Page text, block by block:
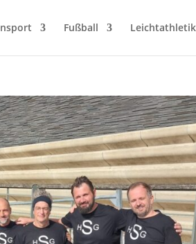
Fußball Leichtathletik